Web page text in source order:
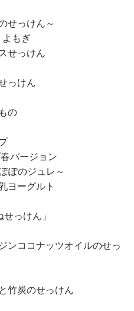
せっけん～
もぎ
せっけん
っけん
の
バージョン
ぽのジュレ～
ヨーグルト
っけん」
ンココナッツオイルのせっ
竹炭のせっけん